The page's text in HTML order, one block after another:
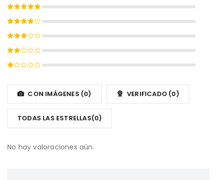
Valorado
5
Valorado
de 5
Valorado
3de
Valorado
de
con
5
CON IMÁGENES (0) VERIFICADO (0)
TODAS LAS ESTRELLAS(0)
No hay valoraciones aún.